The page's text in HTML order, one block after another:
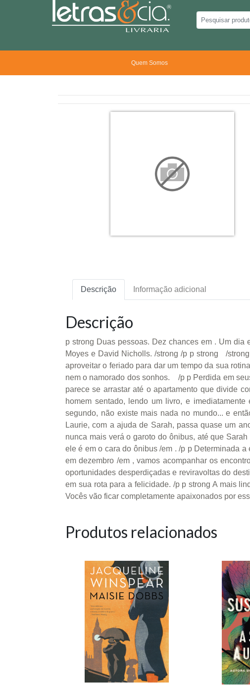
Quem Somos
Descrição Informação adicional
Descrição
p strong Duas pessoas. Dez chances em . Um dia
Moyes e David Nicholls. /strong /p p strong /
aproveitar o feriado para dar um tempo da sua
nem o namorado dos sonhos. /p p Perdida em
parece se arrastar até o apartamento que divide
homem sentado, lendo um livro, e
segundo, não existe mais nada no mundo... e
Laurie, com a ajuda de Sarah, passa quase um
nunca mais verá o garoto do ônibus, até que
ele é em o cara do ônibus /em . /p p Determinada
em dezembro /em , vamos acompanhar os
oportunidades desperdiçadas e reviravoltas do
em sua rota para a felicidade. /p p strong A mais
Vocês vão ficar completamente apaixonados por
Produtos relacionados